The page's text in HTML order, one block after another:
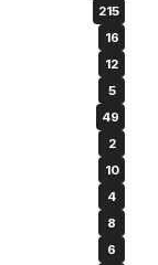
215
16
12
5
49
2
10
4
8
6